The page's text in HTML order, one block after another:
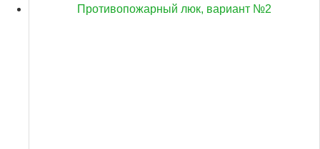
Противопожарный люк, вариант №2